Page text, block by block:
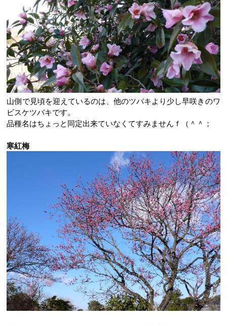
山側で見頃を迎えているのは、他のツバキより少し早咲きのワ
ビスケツバキです。
品種名はちょっと同定出来ていなくてすみませんｆ（＾＾；
寒紅梅